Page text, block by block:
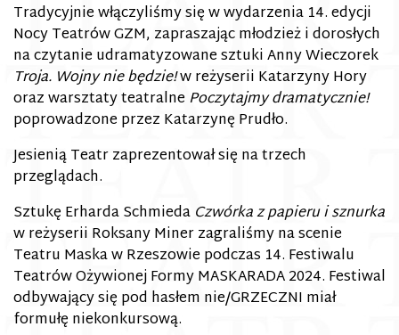
Tradycyjnie włączyliśmy się w wydarzenia 14. edycji
Nocy Teatrów GZM, zapraszając młodzież i dorosłych
na czytanie udramatyzowane sztuki Anny Wieczorek
Troja. Wojny nie będzie!w reżyserii Katarzyny Hory
oraz warsztaty teatralne Poczytajmy dramatycznie!
poprowadzone przez Katarzynę Prudło.
Jesienią Teatr zaprezentował się na trzech
przeglądach.
Sztukę Erharda Schmieda Czwórka z papieru i sznurka
w reżyserii Roksany Miner zagraliśmy na scenie
Teatru Maska w Rzeszowie podczas 14. Festiwalu
Teatrów Ożywionej Formy MASKARADA 2024. Festiwal
odbywający się pod hasłem nie/GRZECZNI miał
formułę niekonkursową.